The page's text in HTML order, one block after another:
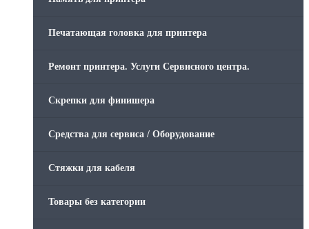
Печатающая головка для принтера
Ремонт принтера. Услуги Сервисного центра.
Скрепки для финишера
Средства для сервиса / Оборудование
Стяжки для кабеля
Товары без категории